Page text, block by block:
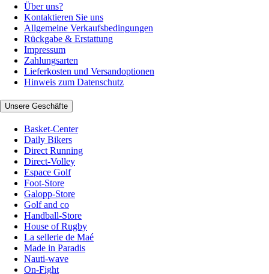
Über uns?
Kontaktieren Sie uns
Allgemeine Verkaufsbedingungen
Rückgabe & Erstattung
Impressum
Zahlungsarten
Lieferkosten und Versandoptionen
Hinweis zum Datenschutz
Unsere Geschäfte
Basket-Center
Daily Bikers
Direct Running
Direct-Volley
Espace Golf
Foot-Store
Galopp-Store
Golf and co
Handball-Store
House of Rugby
La sellerie de Maé
Made in Paradis
Nauti-wave
On-Fight